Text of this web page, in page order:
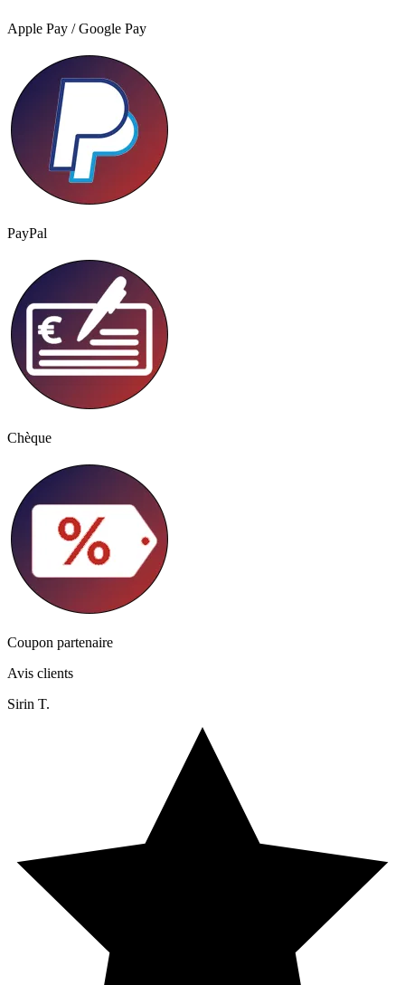
Apple Pay / Google Pay
PayPal
Chèque
Coupon partenaire
Avis clients
Sirin T.